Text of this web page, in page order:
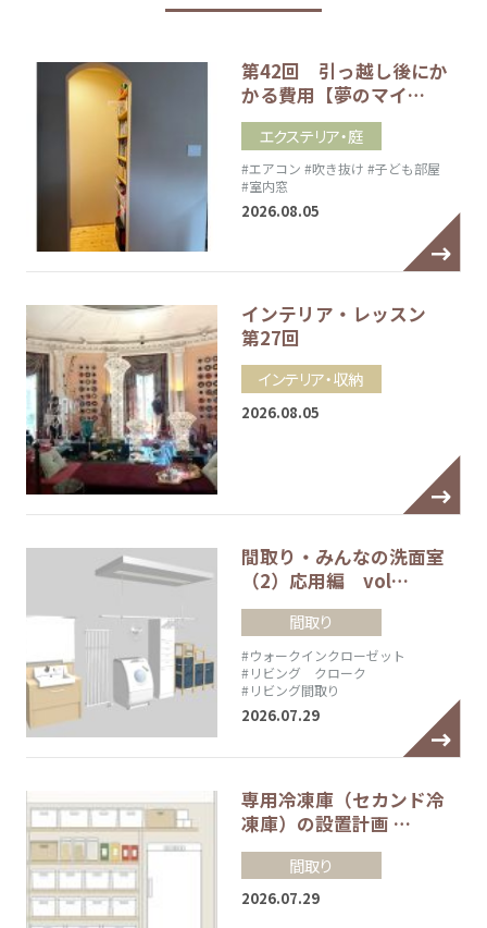
第42回 引っ越し後にか
かる費用【夢のマイ…
エクステリア・庭
#エアコン #吹き抜け #子ども部屋
#室内窓
2026.08.05
インテリア・レッスン
第27回
インテリア・収納
2026.08.05
間取り・みんなの洗面室
（2）応用編 vol…
間取り
#ウォークインクローゼット
#リビング クローク
#リビング間取り
2026.07.29
専用冷凍庫（セカンド冷
凍庫）の設置計画 …
間取り
2026.07.29